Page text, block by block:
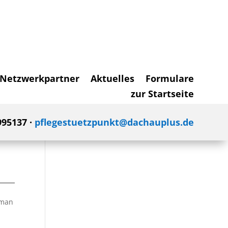
Netzwerkpartner Aktuelles
Formulare
zur Startseite
· pflegestuetzpunkt@dachauplus.de